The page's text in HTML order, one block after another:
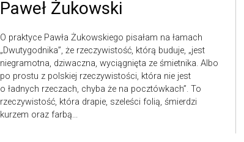
Paweł Żukowski
O praktyce Pawła Żukowskiego pisałam na łamach
„Dwutygodnika”, że rzeczywistość, którą buduje, „jest
niegramotna, dziwaczna, wyciągnięta ze śmietnika. Albo
po prostu z polskiej rzeczywistości, która nie jest
o ładnych rzeczach, chyba że na pocztówkach”. To
rzeczywistość, która drapie, szeleści folią, śmierdzi
kurzem oraz farbą...